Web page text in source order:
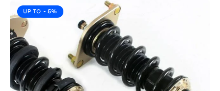
UP TO - 5%